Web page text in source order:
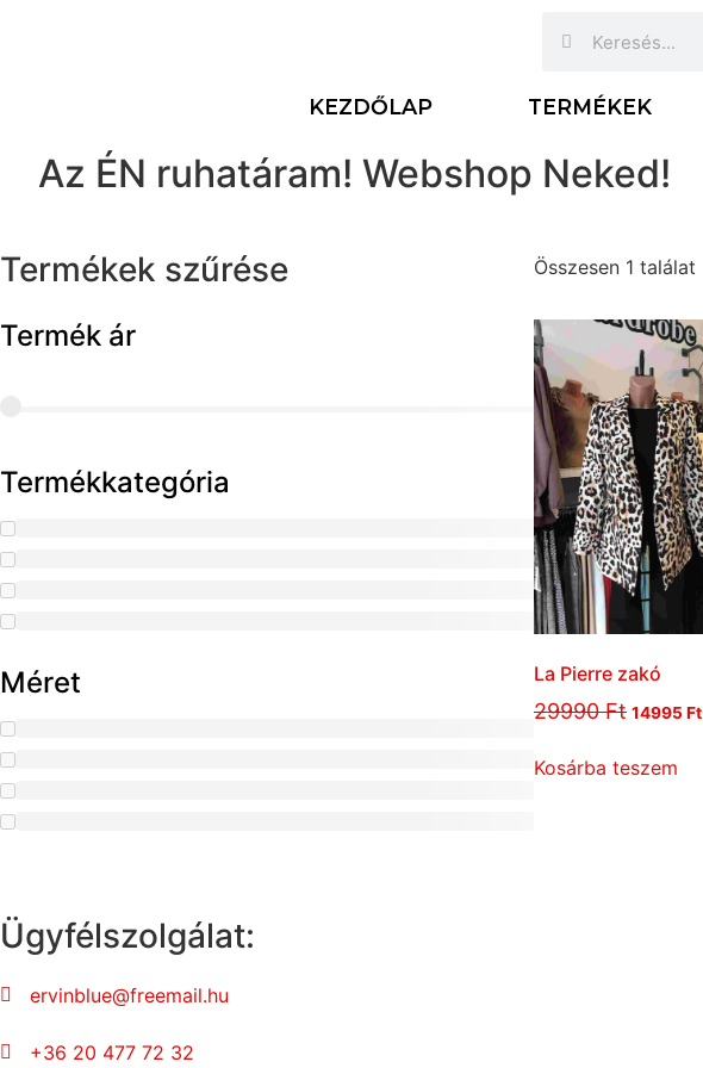
KEZDŐLAP TERMÉKEK
Az ÉN ruhatáram! Webshop Neked!
Termékek szűrése
Termék ár
Termékkategória
Méret
Összesen 1 találat
La Pierre zakó
29990Ft 14995Ft
Kosárba teszem
Ügyfélszolgálat:
ervinblue@freemail.hu
+36 20 477 72 32